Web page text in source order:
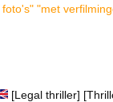
"met
[Legal thriller]